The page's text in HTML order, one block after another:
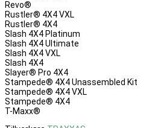
Revo®
Rustler® 4X4 VXL
Rustler® 4X4
Slash 4X4 Platinum
Slash 4X4 Ultimate
Slash 4X4 VXL
Slash 4X4
Slayer® Pro 4X4
Stampede® 4X4 Unassembled Kit
Stampede® 4X4 VXL
Stampede® 4X4
T-Maxx®